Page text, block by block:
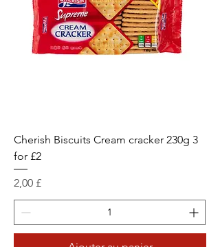
Cherish Biscuits Cream cracker 230g 3
for £2
Prix
2,00 £